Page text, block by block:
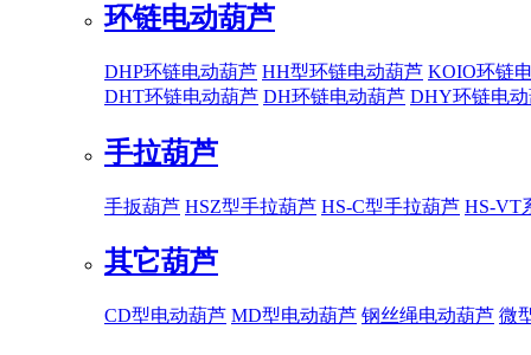
环链电动葫芦
DHP环链电动葫芦 HH型环链电动葫芦 KOIO环链
DHT环链电动葫芦 DH环链电动葫芦 DHY环链电
手拉葫芦
手扳葫芦 HSZ型手拉葫芦 HS-C型手拉葫芦 HS-VT
其它葫芦
CD型电动葫芦 MD型电动葫芦 钢丝绳电动葫芦 微